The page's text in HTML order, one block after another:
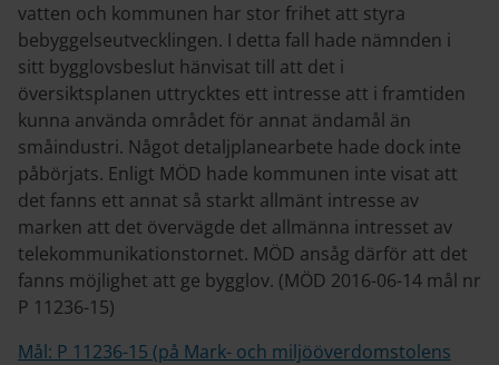
vatten och kommunen har stor frihet att styra
bebyggelseutvecklingen. I detta fall hade nämnden i
sitt bygglovsbeslut hänvisat till att det i
översiktsplanen uttrycktes ett intresse att i framtiden
kunna använda området för annat ändamål än
småindustri. Något detaljplanearbete hade dock inte
påbörjats. Enligt MÖD hade kommunen inte visat att
det fanns ett annat så starkt allmänt intresse av
marken att det övervägde det allmänna intresset av
telekommunikationstornet. MÖD ansåg därför att det
fanns möjlighet att ge bygglov. (MÖD 2016-06-14 mål nr
P 11236-15)
Mål: P 11236-15 (på Mark- och miljööverdomstolens